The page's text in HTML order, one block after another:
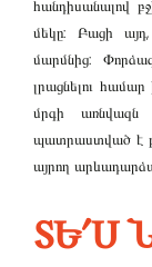
հանդիսանալով
մեկը: Բացի այդ,
մարմնից:
լրացնելու
մրգի առնվազն
պատրաստված է
այրող
ՏԵ՛Ս